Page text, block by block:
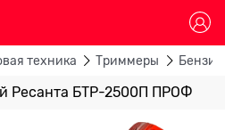
техника Триммеры
Ресанта БТР-2500П ПРОФ